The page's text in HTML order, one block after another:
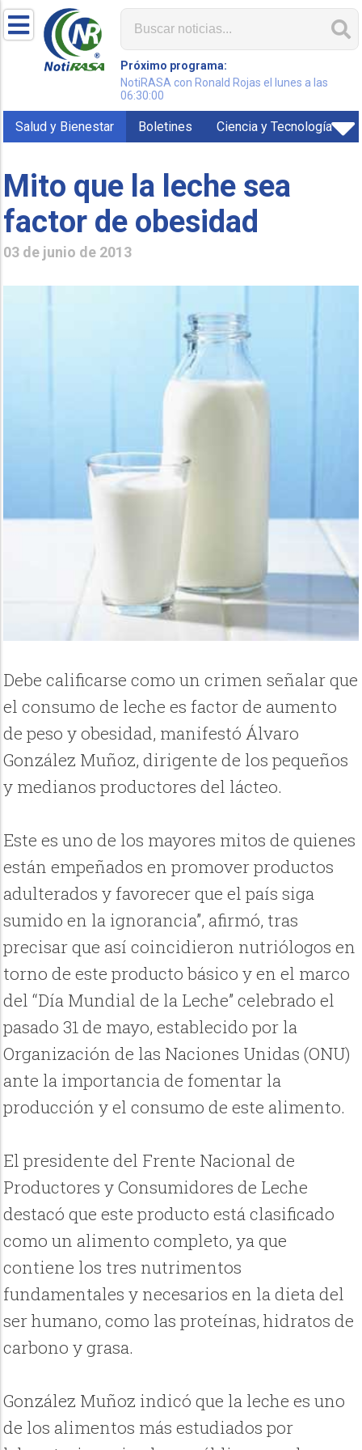
Próximo programa:
NotiRASA con Ronald Rojas el lunes a las
06:30:00
Salud y Bienestar Boletines Ciencia y Tecnología
Mito que la leche sea
factor de obesidad
03 de junio de 2013
Debe calificarse como un crimen señalar que
el consumo de leche es factor de aumento
de peso y obesidad, manifestó Álvaro
González Muñoz, dirigente de los pequeños
y medianos productores del lácteo.
Este es uno de los mayores mitos de quienes
están empeñados en promover productos
adulterados y favorecer que el país siga
sumido en la ignorancia”, afirmó, tras
precisar que así coincidieron nutriólogos en
torno de este producto básico y en el marco
del “Día Mundial de la Leche” celebrado el
pasado 31 de mayo, establecido por la
Organización de las Naciones Unidas (ONU)
ante la importancia de fomentar la
producción y el consumo de este alimento.
El presidente del Frente Nacional de
Productores y Consumidores de Leche
destacó que este producto está clasificado
como un alimento completo, ya que
contiene los tres nutrimentos
fundamentales y necesarios en la dieta del
ser humano, como las proteínas, hidratos de
carbono y grasa.
González Muñoz indicó que la leche es uno
de los alimentos más estudiados por